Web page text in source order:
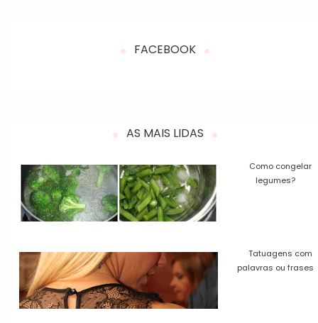
FACEBOOK
AS MAIS LIDAS
Como congelar
legumes?
Tatuagens com
palavras ou frases